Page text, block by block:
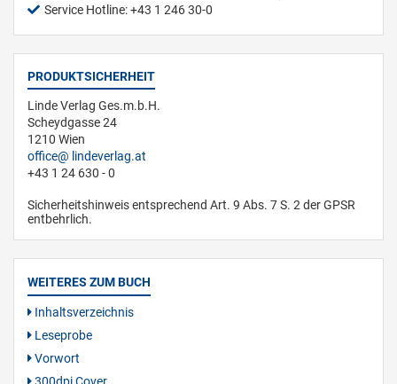
Service Hotline: +43 1 246 30-0
PRODUKTSICHERHEIT
Linde Verlag Ges.m.b.H.
Scheydgasse 24
1210 Wien
office
lindeverlag.at
+43 1 24 630 - 0
Sicherheitshinweis entsprechend Art. 9 Abs. 7 S. 2 der GPSR
entbehrlich.
WEITERES ZUM BUCH
Inhaltsverzeichnis
Leseprobe
Vorwort